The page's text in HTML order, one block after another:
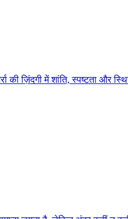
की ज़िंदगी में शांति, स्पष्टता और